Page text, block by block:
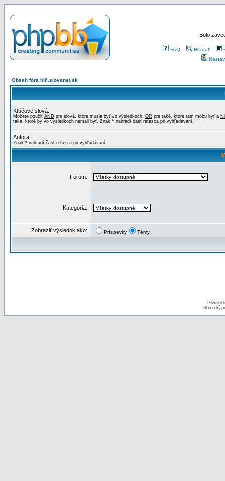
Bolo
FAQ Hľadať
Obsah fóra hifi.slovanet.sk
Kľúčové slová:
Môžete použiť AND pre slová, ktoré musia byť vo výsledkoch, OR pre také, ktoré tam môžu byť a
také, ktoré by vo výsledkoch nemali byť. Znak * nahradí časť reťazca pri vyhľadávaní.
Autora:
Znak * nahradí časť reťazca pri vyhľadávaní.
Fórum:
Kategória:
Zobraziť výsledok ako: Príspevky Témy
Powered
Slovenský